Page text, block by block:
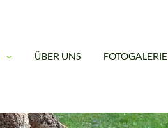
ÜBER UNS FOTOGALERIE